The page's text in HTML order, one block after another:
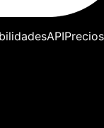
APIPrecios